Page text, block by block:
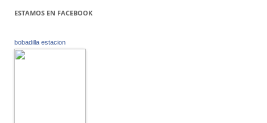
ESTAMOS EN FACEBOOK
bobadilla estacion